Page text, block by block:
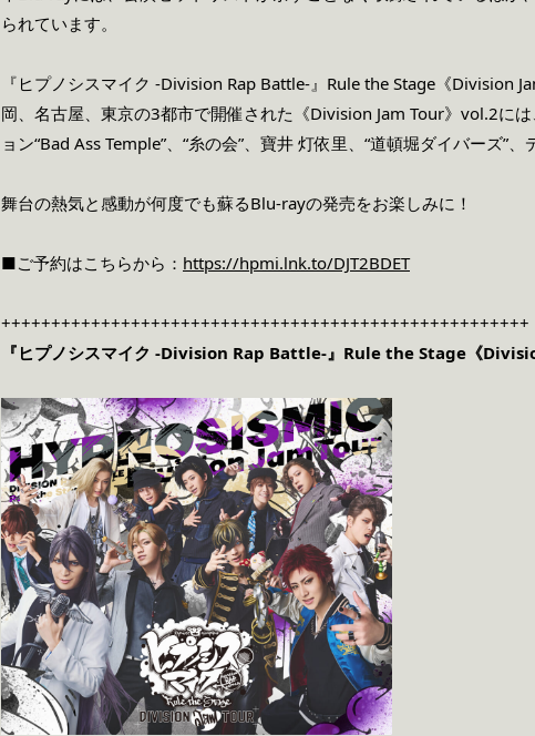
られています。
『ヒプノシスマイク -Division Rap Battle-』Rule the Stage《Division
岡、名古屋、東京の3都市で開催された 《Division Jam Tour》vol.2に
ョン“Bad Ass Temple”、“糸の会”、寶井 灯依⾥ 、“道頓堀ダイバーズ”、
舞台の熱気と感動が何度でも蘇るBlu-rayの発売をお楽しみに！
■ご予約はこちらから： https://hpmi.lnk.to/DJT2BDET
+++++++++++++++++++++++++++++++++++++++++++++++++++++
『ヒプノシスマイク -Division Rap Battle-』Rule the Stage 《